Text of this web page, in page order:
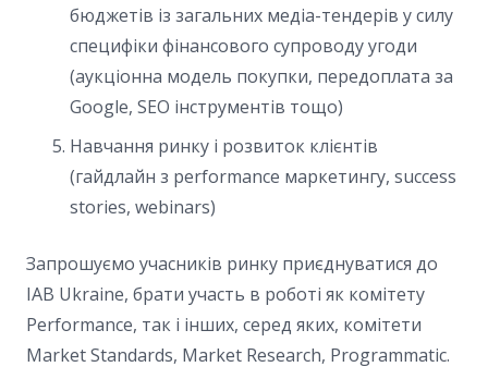
бюджетів із загальних медіа-тендерів у силу
специфіки фінансового супроводу угоди
(аукціонна модель покупки, передоплата за
Google, SEO інструментів тощо)
Навчання ринку і розвиток клієнтів
(гайдлайн з performance маркетингу, success
stories, webinars)
Запрошуємо учасників ринку приєднуватися до
IAB Ukraine, брати участь в роботі як комітету
Performance, так і інших, серед яких, комітети
Market Standards, Market Research, Programmatic.